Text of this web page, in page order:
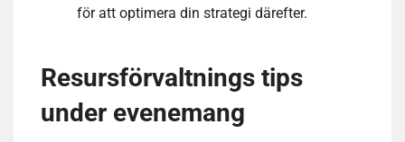
för att optimera din strategi därefter.
Resursförvaltnings tips
under evenemang